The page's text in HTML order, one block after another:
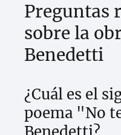
Preguntas
sobre la
Benedetti
¿Cuál es el
poema "No